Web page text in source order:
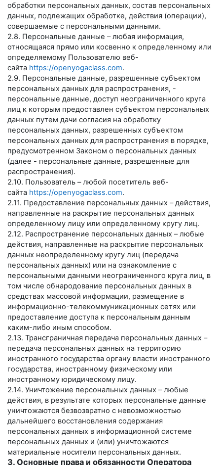
обработки персональных данных, состав персональных
данных, подлежащих обработке, действия (операции),
совершаемые с персональными данными.
2.8. Персональные данные – любая информация,
относящаяся прямо или косвенно к определенному или
определяемому Пользователю веб-
сайта https://openyogaclass.com.
2.9. Персональные данные, разрешенные субъектом
персональных данных для распространения, -
персональные данные, доступ неограниченного круга
лиц к которым предоставлен субъектом персональных
данных путем дачи согласия на обработку
персональных данных, разрешенных субъектом
персональных данных для распространения в порядке,
предусмотренном Законом о персональных данных
(далее - персональные данные, разрешенные для
распространения).
2.10. Пользователь – любой посетитель веб-
сайта https://openyogaclass.com.
2.11. Предоставление персональных данных – действия,
направленные на раскрытие персональных данных
определенному лицу или определенному кругу лиц.
2.12. Распространение персональных данных – любые
действия, направленные на раскрытие персональных
данных неопределенному кругу лиц (передача
персональных данных) или на ознакомление с
персональными данными неограниченного круга лиц, в
том числе обнародование персональных данных в
средствах массовой информации, размещение в
информационно-телекоммуникационных сетях или
предоставление доступа к персональным данным
каким-либо иным способом.
2.13. Трансграничная передача персональных данных –
передача персональных данных на территорию
иностранного государства органу власти иностранного
государства, иностранному физическому или
иностранному юридическому лицу.
2.14. Уничтожение персональных данных – любые
действия, в результате которых персональные данные
уничтожаются безвозвратно с невозможностью
дальнейшего восстановления содержания
персональных данных в информационной системе
персональных данных и (или) уничтожаются
материальные носители персональных данных.
3. Основные права и обязанности Оператора